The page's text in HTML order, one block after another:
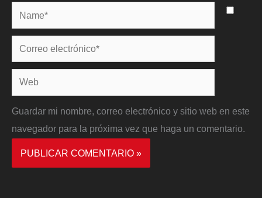
Name*
Correo
electrónico*
Web
Guardar mi nombre, correo electrónico y sitio web en este
navegador para la próxima vez que haga un comentario.